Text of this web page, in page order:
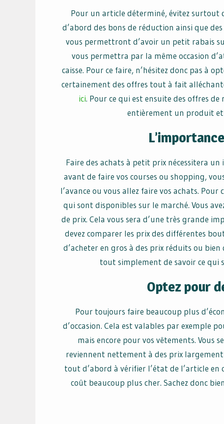
Pour un article déterminé, évitez surtout
d’abord des bons de réduction ainsi que
vous permettront d’avoir un petit rabais
vous permettra par la même occasion
caisse. Pour ce faire, n’hésitez donc pas à
certainement des offres tout à fait
ici. Pour ce qui est ensuite des offres
entièrement un produit et
Faire des achats à petit prix nécessitera
avant de faire vos courses ou shopping,
l’avance ou vous allez faire vos achats.
qui sont disponibles sur le marché. Vous
de prix. Cela vous sera d’une très grande
devez comparer les prix des différentes
d’acheter en gros à des prix réduits ou
tout simplement de savoir ce qui
Optez pour
Pour toujours faire beaucoup plus
d’occasion. Cela est valables par exemple
mais encore pour vos vêtements. Vous
reviennent nettement à des prix
tout d’abord à vérifier l’état de l’article
coût beaucoup plus cher. Sachez donc